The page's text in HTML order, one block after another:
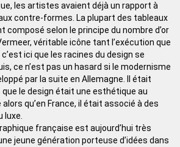
les artistes avaient déjà un rapport à
contre-formes. La plupart des tableaux
selon le principe du nombre d’or
véritable icône tant l’exécution que
ici que les racines du design se
ce n’est pas un hasard si le modernisme
par la suite en Allemagne. Il était
le design était une esthétique au
qu’en France, il était associé à des
luxe.
française est aujourd’hui très
jeune génération porteuse d’idées dans